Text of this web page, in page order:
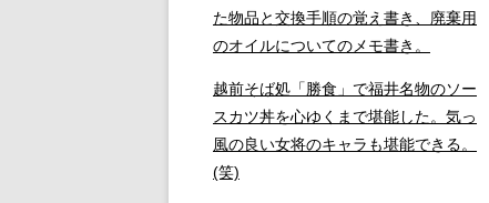
た物品と交換手順の覚え書き、廃棄用
のオイルについてのメモ書き。
越前そば処「勝食」で福井名物のソー
スカツ丼を心ゆくまで堪能した。気っ
風の良い女将のキャラも堪能できる。
(笑)